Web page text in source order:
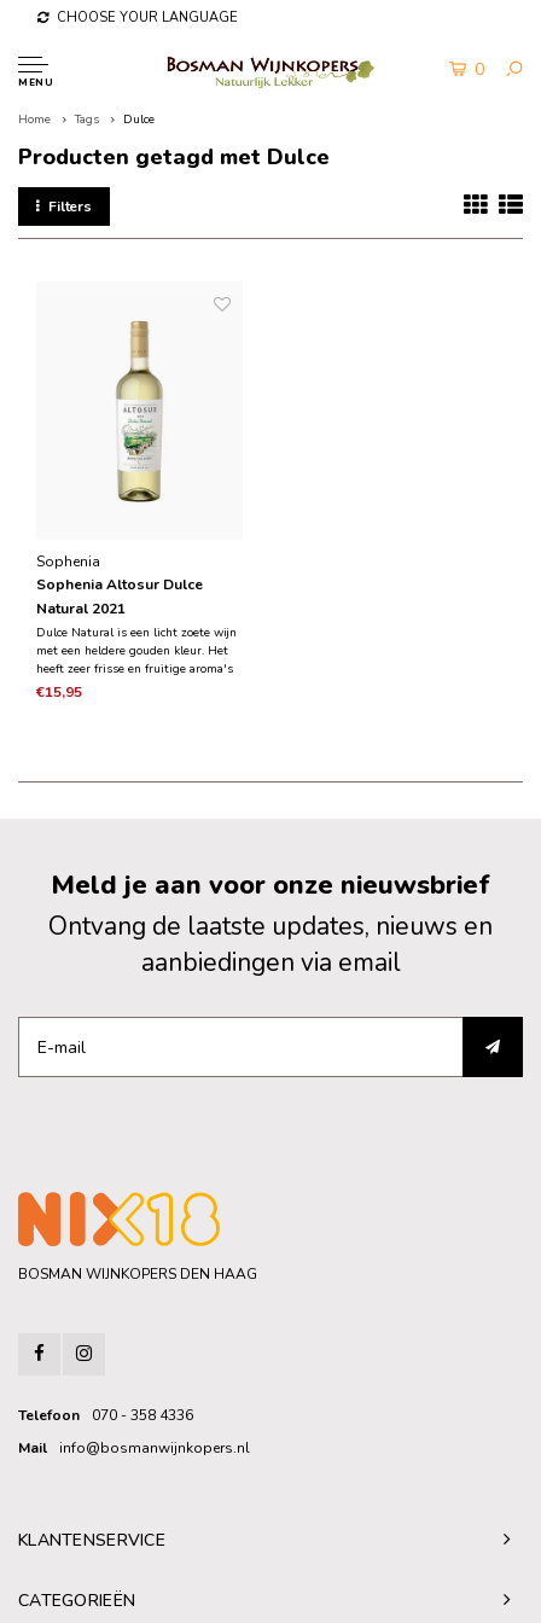
CHOOSE YOUR LANGUAGE
MENU
0
Home Tags Dulce
Producten getagd met Dulce
Filters
Sophenia
Sophenia Altosur Dulce
Natural 2021
Dulce Natural is een licht zoete wijn
met een heldere gouden kleur. Het
heeft zeer frisse en fruitige aroma's
waar citrus, groene appel en banaan
€15,95
Meld je aan voor onze nieuwsbrief
Ontvang de laatste updates, nieuws en
aanbiedingen via email
BOSMAN WIJNKOPERS DEN HAAG
Telefoon
070 - 358 4336
Mail
info@bosmanwijnkopers.nl
KLANTENSERVICE
CATEGORIEËN